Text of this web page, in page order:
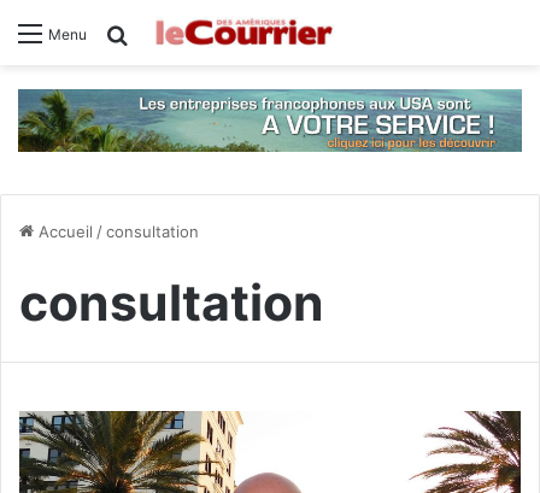
Menu Rechercher
Accueil /consultation
consultation